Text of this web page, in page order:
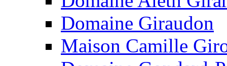
Domaine Giraudon
Maison Camille